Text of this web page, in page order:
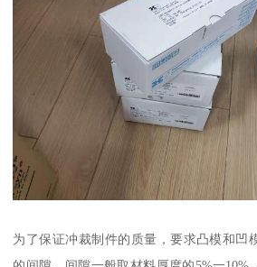
为了保证冲裁制件的质量，要求凸模和凹